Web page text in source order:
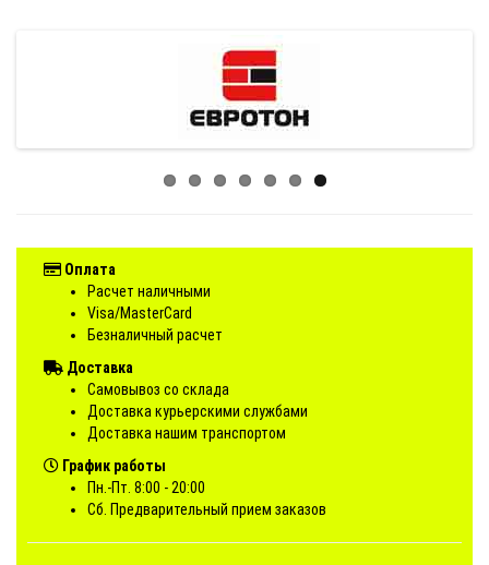
Оплата
Расчет наличными
Visa/MasterCard
Безналичный расчет
Доставка
Самовывоз со склада
Доставка курьерскими службами
Доставка нашим транспортом
График работы
Пн.-Пт. 8:00 - 20:00
Сб. Предварительный прием заказов